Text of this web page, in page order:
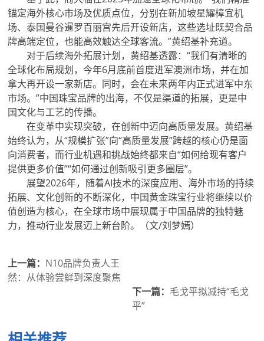
锚定海外核心市场及优质点位，分别在新加坡星耀樟宜机
场、泰国曼谷暹罗百丽宫先后开设新店，这些选址既契合品
牌高端定位，也能高效触达全球客流。”黄绍基补充道。
对于后续海外拓展计划，黄绍基透露：“我们有清晰的
全球化布局规划，今年6月底前首度进军澳洲市场，并在加
拿大再开设一家新店。同时，会在未来两年内正式进军中东
市场。”中国珠宝品牌的出海，不仅是渠道的拓展，更是中
国文化与工艺的传播。
在变革中实现突破，在创新中迈向高质量发展。黄绍基
始终认为，从“规模扩张”向“高质量发展”跨越的核心仍是面
向消费者，而行业机遇和挑战始终都来自“如何给现有客户
提供更多价值”“如何通过创新吸引更多圈层”。
展望2026年，随着AI技术的深度应用、海外市场的持续
拓展、文化创新的不断深化，中国黄金珠宝行业将继续以价
值创造为核心，在全球市场中展现属于中国品牌的独特魅
力，推动行业发展迈上新台阶。（文/刘梦嫣）
上一篇： N10品牌负责人王
然：从体验尝鲜到深度聚焦
下一篇： 毛戈平拟减持“毛戈
平”